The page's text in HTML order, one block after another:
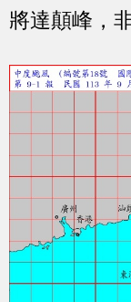
將達顛峰，